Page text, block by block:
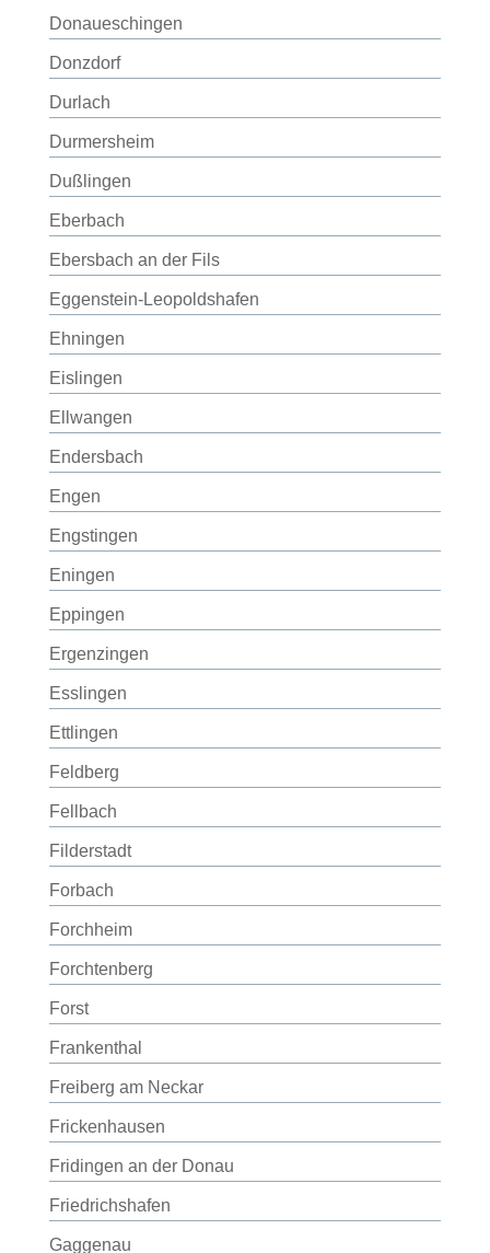
Donaueschingen
Donzdorf
Durlach
Durmersheim
Dußlingen
Eberbach
Ebersbach an der Fils
Eggenstein-Leopoldshafen
Ehningen
Eislingen
Ellwangen
Endersbach
Engen
Engstingen
Eningen
Eppingen
Ergenzingen
Esslingen
Ettlingen
Feldberg
Fellbach
Filderstadt
Forbach
Forchheim
Forchtenberg
Forst
Frankenthal
Freiberg am Neckar
Frickenhausen
Fridingen an der Donau
Friedrichshafen
Gaggenau